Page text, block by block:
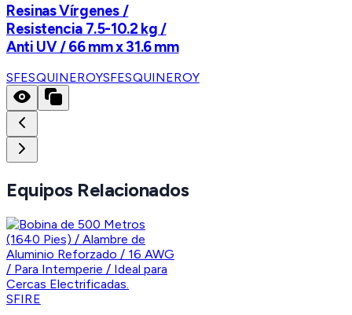
Resinas Vírgenes /
Resistencia 7.5-10.2 kg /
Anti UV / 66 mm x 31.6 mm
SFESQUINEROYSFESQUINEROY
Equipos Relacionados
SFIRE